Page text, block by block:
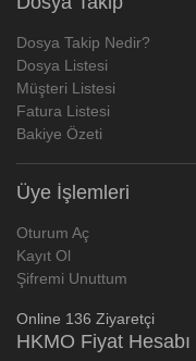
Dosya Takip Nedir?
Dosya Listesi
Müşteri Listesi
Fatura Listesi
Bakiye Özeti
Üye İşlemleri
Oturum Aç
Kayıt Ol
Şifremi Unuttum
Online 136 Ziyaretçi
HKMO Fiyat Hesabı